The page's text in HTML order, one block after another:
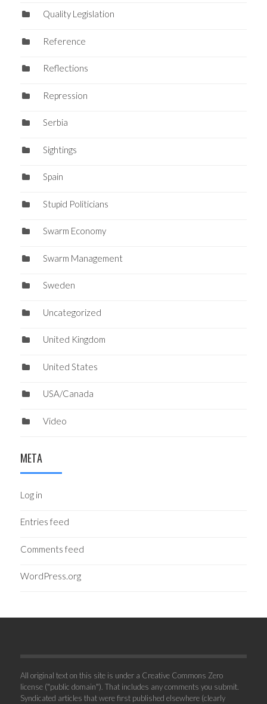
Quality Legislation
Reference
Reflections
Repression
Serbia
Sightings
Spain
Stupid Politicians
Swarm Economy
Swarm Management
Sweden
Uncategorized
United Kingdom
United States
USA/Canada
Video
META
Log in
Entries feed
Comments feed
WordPress.org
All original text on this site is under a Creative Commons Zero
license ("public domain"). That includes any comments you submit.
Syndicated articles that were first published elsewhere (clearly